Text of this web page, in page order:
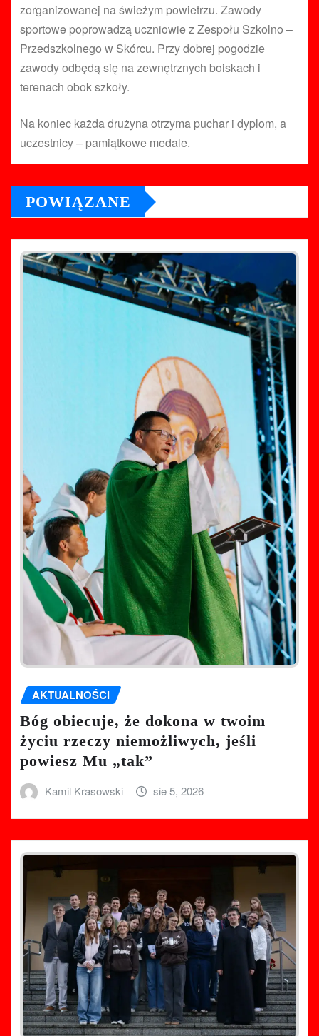
zorganizowanej na świeżym powietrzu. Zawody
sportowe poprowadzą uczniowie z Zespołu Szkolno –
Przedszkolnego w Skórcu. Przy dobrej pogodzie
zawody odbędą się na zewnętrznych boiskach i
terenach obok szkoły.
Na koniec każda drużyna otrzyma puchar i dyplom, a
uczestnicy – pamiątkowe medale.
POWIĄZANE
AKTUALNOŚCI
Bóg obiecuje, że dokona w twoim
życiu rzeczy niemożliwych, jeśli
powiesz Mu „tak”
Kamil Krasowski sie 5, 2026